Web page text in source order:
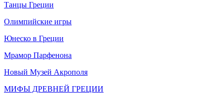
Танцы Греции
Олимпийские игры
Юнеско в Греции
Мрамор Парфенона
Новый Музей Акрополя
МИФЫ ДРЕВНЕЙ ГРЕЦИИ